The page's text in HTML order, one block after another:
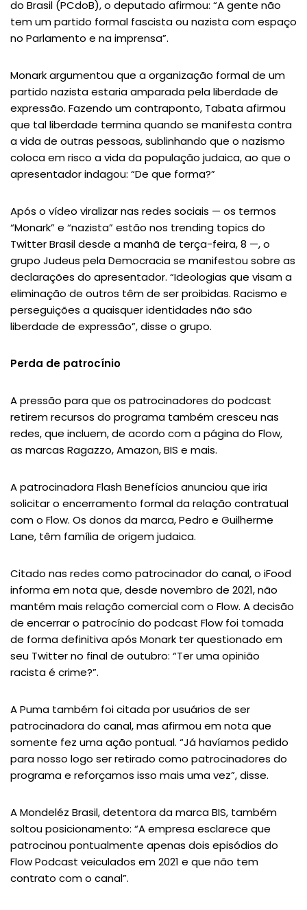
do Brasil (PCdoB), o deputado afirmou: “A gente não
tem um partido formal fascista ou nazista com espaço
no Parlamento e na imprensa”.
Monark argumentou que a organização formal de um
partido nazista estaria amparada pela liberdade de
expressão. Fazendo um contraponto, Tabata afirmou
que tal liberdade termina quando se manifesta contra
a vida de outras pessoas, sublinhando que o nazismo
coloca em risco a vida da população judaica, ao que o
apresentador indagou: “De que forma?”
Após o vídeo viralizar nas redes sociais — os termos
“Monark” e “nazista” estão nos trending topics do
Twitter Brasil desde a manhã de terça-feira, 8 —, o
grupo Judeus pela Democracia se manifestou sobre as
declarações do apresentador. “Ideologias que visam a
eliminação de outros têm de ser proibidas. Racismo e
perseguições a quaisquer identidades não são
liberdade de expressão”, disse o grupo.
Perda de patrocínio
A pressão para que os patrocinadores do podcast
retirem recursos do programa também cresceu nas
redes, que incluem, de acordo com a página do Flow,
as marcas Ragazzo, Amazon, BIS e mais.
A patrocinadora Flash Benefícios anunciou que iria
solicitar o encerramento formal da relação contratual
com o Flow. Os donos da marca, Pedro e Guilherme
Lane, têm família de origem judaica.
Citado nas redes como patrocinador do canal, o iFood
informa em nota que, desde novembro de 2021, não
mantém mais relação comercial com o Flow. A decisão
de encerrar o patrocínio do podcast Flow foi tomada
de forma definitiva após Monark ter questionado em
seu Twitter no final de outubro: “Ter uma opinião
racista é crime?”.
A Puma também foi citada por usuários de ser
patrocinadora do canal, mas afirmou em nota que
somente fez uma ação pontual. “Já havíamos pedido
para nosso logo ser retirado como patrocinadores do
programa e reforçamos isso mais uma vez”, disse.
A Mondeléz Brasil, detentora da marca BIS, também
soltou posicionamento: “A empresa esclarece que
patrocinou pontualmente apenas dois episódios do
Flow Podcast veiculados em 2021 e que não tem
contrato com o canal”.